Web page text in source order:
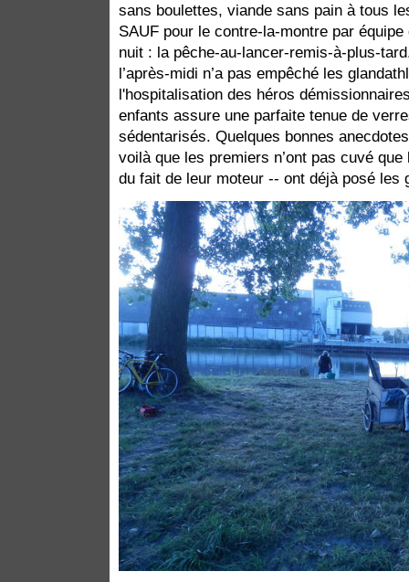
sans boulettes, viande sans pain à tous
SAUF pour le contre-la-montre par
nuit : la pêche-au-lancer-remis-à-plus-
l’après-midi n’a pas empêché les
l'hospitalisation des héros
enfants assure une parfaite tenue de
sédentarisés. Quelques bonnes
voilà que les premiers n’ont pas cuvé
du fait de leur moteur -- ont déjà posé les